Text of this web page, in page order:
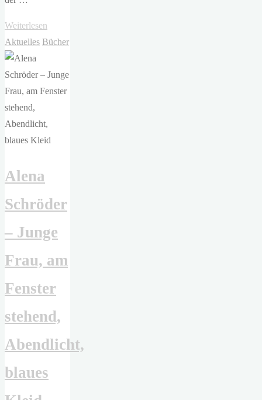
Weiterlesen
Cha
Hätte
ich
Aktuelles Bücher
Alena
Schröder
– Junge
Frau, am
Fenster
stehend,
Abendlicht,
blaues